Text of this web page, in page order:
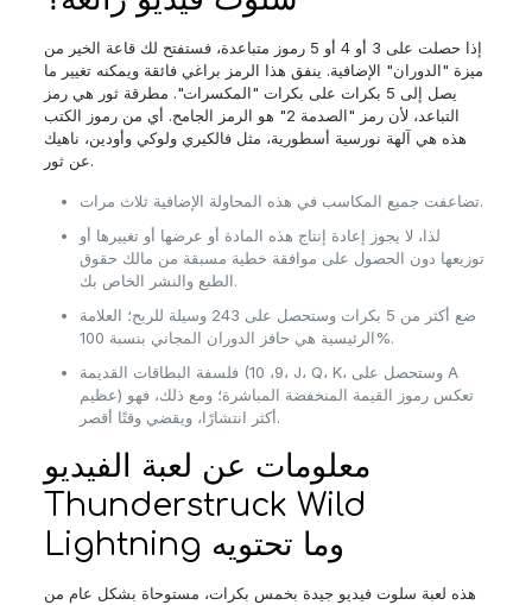
إذا حصلت على 3 أو 4 أو 5 رموز متباعدة، فستفتح لك قاعة الخير من
ميزة "الدوران" الإضافية. ينفق هذا الرمز براغي فائقة ويمكنه تغيير ما
يصل إلى 5 بكرات على بكرات "المكسرات". مطرقة ثور هي رمز
التباعد، لأن رمز "الصدمة 2" هو الرمز الجامح. أي من رموز الكتب
هذه هي آلهة نورسية أسطورية، مثل فالكيري ولوكي وأودين، ناهيك
عن ثور.
تضاعفت جميع المكاسب في هذه المحاولة الإضافية ثلاث مرات.
لذا، لا يجوز إعادة إنتاج هذه المادة أو عرضها أو تغييرها أو
توزيعها دون الحصول على موافقة خطية مسبقة من مالك حقوق
الطبع والنشر الخاص بك.
ضع أكثر من 5 بكرات وستحصل على 243 وسيلة للربح؛ العلامة
الرئيسية هي حافز الدوران المجاني بنسبة 100%.
فلسفة البطاقات القديمة (9، 10، J، Q، K، وستحصل على A
عظيم) تعكس رموز القيمة المنخفضة المباشرة؛ ومع ذلك، فهو
أكثر انتشارًا، ويقضي وقتًا أقصر.
معلومات عن لعبة الفيديو
Thunderstruck Wild
Lightning وما تحتويه
هذه لعبة سلوت فيديو جيدة بخمس بكرات، مستوحاة بشكل عام من